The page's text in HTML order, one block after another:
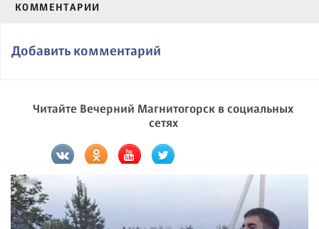
КОММЕНТАРИИ
Добавить комментарий
Читайте Вечерний Магнитогорск в социальных
сетях